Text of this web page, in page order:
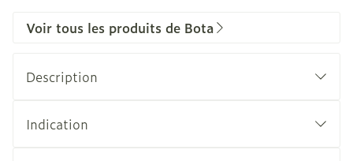
Voir tous les produits de Bota
Description
Indication